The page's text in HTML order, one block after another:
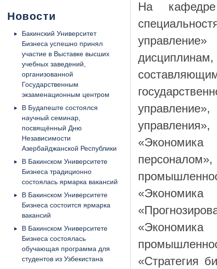
Новости
Бакинский Университет
Бизнеса успешно принял
участие в Выставке высших
учебных заведений,
организованной
Государственным
экзаменационным центром
В Будапеште состоялся
научный семинар,
посвящённый Дню
Независимости
Азербайджанской Республики
В Бакинском Университете
Бизнеса традиционно
состоялась ярмарка вакансий
В Бакинском Университете
Бизнеса состоится ярмарка
вакансий
В Бакинском Университете
Бизнеса состоялась
обучающая программа для
студентов из Узбекистана
На кафедре
«Стратегия